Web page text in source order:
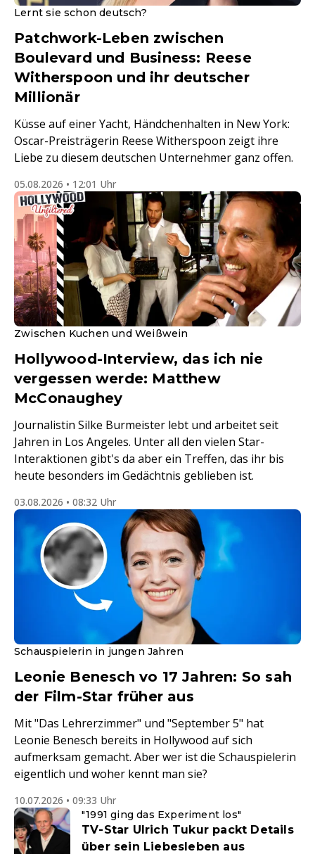
Lernt sie schon deutsch?
Patchwork-Leben zwischen
Boulevard und Business: Reese
Witherspoon und ihr deutscher
Millionär
Küsse auf einer Yacht, Händchenhalten in New York:
Oscar-Preisträgerin Reese Witherspoon zeigt ihre
Liebe zu diesem deutschen Unternehmer ganz offen.
05.08.2026 • 12:01 Uhr
Zwischen Kuchen und Weißwein
Hollywood-Interview, das ich nie
vergessen werde: Matthew
McConaughey
Journalistin Silke Burmeister lebt und arbeitet seit
Jahren in Los Angeles. Unter all den vielen Star-
Interaktionen gibt's da aber ein Treffen, das ihr bis
heute besonders im Gedächtnis geblieben ist.
03.08.2026 • 08:32 Uhr
Schauspielerin in jungen Jahren
Leonie Benesch vo 17 Jahren: So sah
der Film-Star früher aus
Mit "Das Lehrerzimmer" und "September 5" hat
Leonie Benesch bereits in Hollywood auf sich
aufmerksam gemacht. Aber wer ist die Schauspielerin
eigentlich und woher kennt man sie?
10.07.2026 • 09:33 Uhr
"1991 ging das Experiment los"
TV-Star Ulrich Tukur packt Details
über sein Liebesleben aus